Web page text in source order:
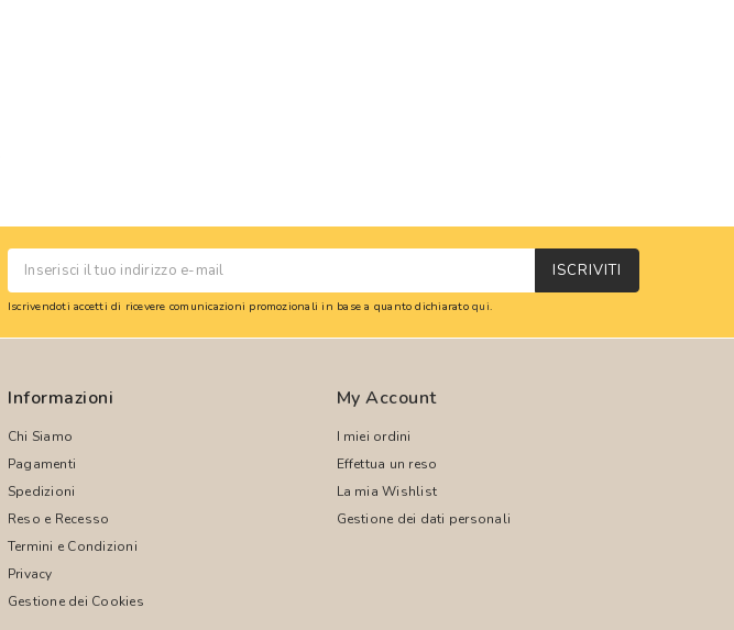
ISCRIVITI
Iscrivendoti accetti di ricevere comunicazioni promozionali in base a quanto dichiaratoqui.
Informazioni
Chi Siamo
Pagamenti
Spedizioni
Reso e Recesso
Termini e Condizioni
Privacy
Gestione dei Cookies
My Account
I miei ordini
Effettua un reso
La mia Wishlist
Gestione dei dati personali